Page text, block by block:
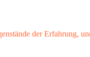
der Erfahrung,